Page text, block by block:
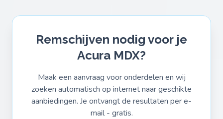
Remschijven nodig voor je
Acura MDX?
Maak een aanvraag voor onderdelen en wij
zoeken automatisch op internet naar geschikte
aanbiedingen. Je ontvangt de resultaten per e-
mail - gratis.